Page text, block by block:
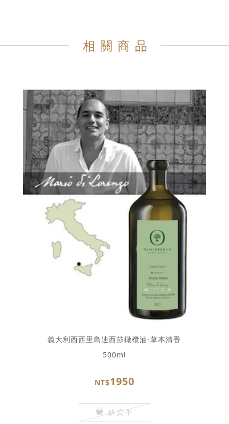
相關商品
義大利西西里島迪西莎橄欖油-草本清香
500ml
NT$1950
缺貨中